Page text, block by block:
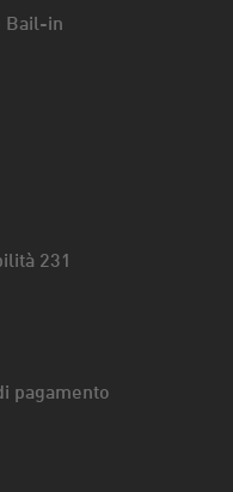
Bail-in
231
pagamento